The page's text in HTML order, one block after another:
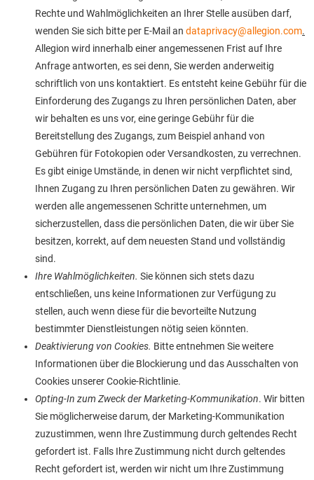
Rechte und Wahlmöglichkeiten an Ihrer Stelle ausüben darf,
wenden Sie sich bitte per E-Mail an dataprivacy@allegion.com.
Allegion wird innerhalb einer angemessenen Frist auf Ihre
Anfrage antworten, es sei denn, Sie werden anderweitig
schriftlich von uns kontaktiert. Es entsteht keine Gebühr für die
Einforderung des Zugangs zu Ihren persönlichen Daten, aber
wir behalten es uns vor, eine geringe Gebühr für die
Bereitstellung des Zugangs, zum Beispiel anhand von
Gebühren für Fotokopien oder Versandkosten, zu verrechnen.
Es gibt einige Umstände, in denen wir nicht verpflichtet sind,
Ihnen Zugang zu Ihren persönlichen Daten zu gewähren. Wir
werden alle angemessenen Schritte unternehmen, um
sicherzustellen, dass die persönlichen Daten, die wir über Sie
besitzen, korrekt, auf dem neuesten Stand und vollständig
sind.
Ihre Wahlmöglichkeiten. Sie können sich stets dazu
entschließen, uns keine Informationen zur Verfügung zu
stellen, auch wenn diese für die bevorteilte Nutzung
bestimmter Dienstleistungen nötig seien könnten.
Deaktivierung von Cookies. Bitte entnehmen Sie weitere
Informationen über die Blockierung und das Ausschalten von
Cookies unserer Cookie-Richtlinie.
Opting-In zum Zweck der Marketing-Kommunikation. Wir bitten
Sie möglicherweise darum, der Marketing-Kommunikation
zuzustimmen, wenn Ihre Zustimmung durch geltendes Recht
gefordert ist. Falls Ihre Zustimmung nicht durch geltendes
Recht gefordert ist, werden wir nicht um Ihre Zustimmung